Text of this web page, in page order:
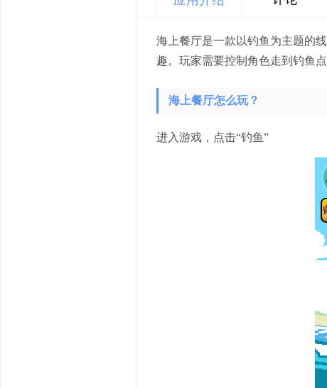
海上餐厅是一款以钓鱼为主题的
趣。玩家需要控制角色走到钓鱼
海上餐厅怎么玩？
进入游戏，点击“钓鱼”